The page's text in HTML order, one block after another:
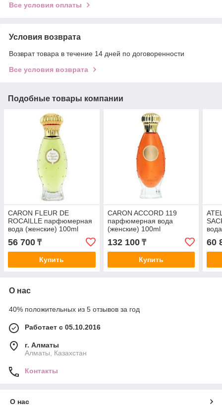
Все условия оплаты
Условия возврата
Возврат товара в течение 14 дней по договоренности
Все условия возврата
Подобные товары компании
CARON FLEUR DE
ROCAILLE парфюмерная
вода (женские) 100ml
56 700 ₸
Купить
CARON ACCORD 119
парфюмерная вода
(женские) 100ml
132 100₸
Купить
60
О нас
40% положительных из 5 отзывов за год
Работает с 05.10.2016
г. Алматы
Алматы, Казахстан
Контакты
О нас